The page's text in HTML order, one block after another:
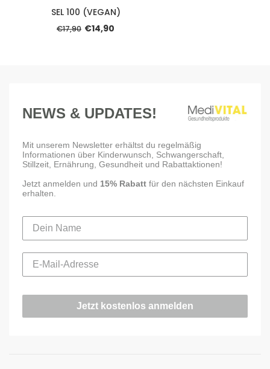
SEL 100 (VEGAN)
€17,90 €14,90
NEWS & UPDATES!
Mit unserem Newsletter erhältst du regelmäßig
Informationen über Kinderwunsch, Schwangerschaft,
Stillzeit, Ernährung, Gesundheit und Rabattaktionen!
Jetzt anmelden und 15% Rabatt für den nächsten Einkauf
erhalten.
Jetzt kostenlos anmelden